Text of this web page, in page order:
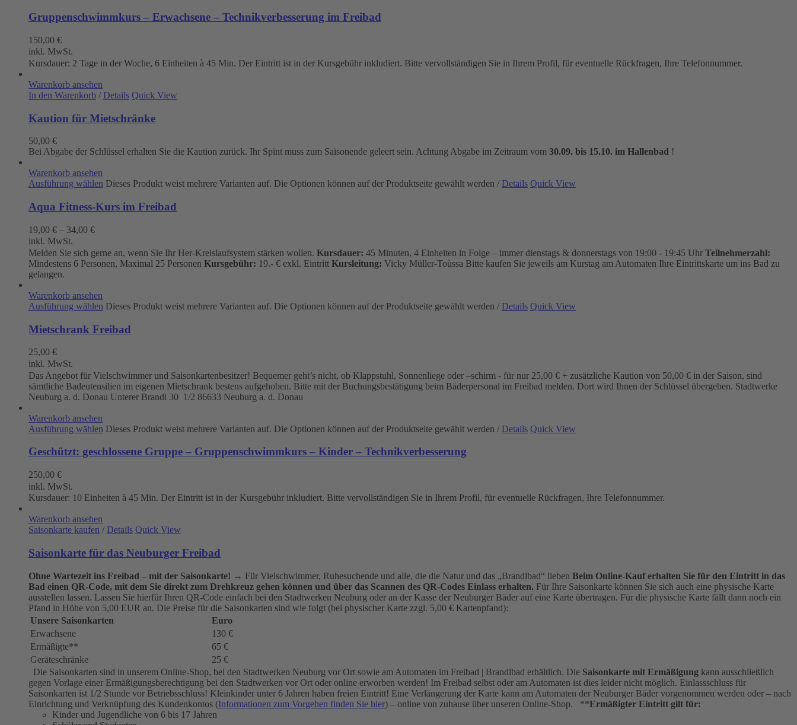
Gruppenschwimmkurs – Erwachsene – Technikverbesserung im Freibad
150,00 €
inkl. MwSt.
Kursdauer: 2 Tage in der Woche, 6 Einheiten à 45 Min. Der Eintritt ist in der Kursgebühr inkludiert. Bitte vervollständigen Sie in Ihrem Profil, für eventuelle Rückfragen, Ihre Telefonnummer.
Warenkorb ansehen
In den Warenkorb / Details Quick View
Kaution für Mietschränke
50,00 €
Bei Abgabe der Schlüssel erhalten Sie die Kaution zurück. Ihr Spint muss zum Saisonende geleert sein. Achtung Abgabe im Zeitraum vom 30.09. bis 15.10. im Hallenbad !
Warenkorb ansehen
Ausführung wählen Dieses Produkt weist mehrere Varianten auf. Die Optionen können auf der Produktseite gewählt werden / Details Quick View
Aqua Fitness-Kurs im Freibad
19,00 € – 34,00 €
inkl. MwSt.
Melden Sie sich gerne an, wenn Sie Ihr Her-Kreislaufsystem stärken wollen. Kursdauer: 45 Minuten, 4 Einheiten in Folge – immer dienstags & donnerstags von 19:00 - 19:45 Uhr Teilnehmerzahl:
Mindestens 6 Personen, Maximal 25 Personen Kursgebühr: 19.- € exkl. Eintritt Kursleitung: Vicky Müller-Toùssa Bitte kaufen Sie jeweils am Kurstag am Automaten Ihre Eintrittskarte um ins Bad zu
gelangen.
Warenkorb ansehen
Ausführung wählen Dieses Produkt weist mehrere Varianten auf. Die Optionen können auf der Produktseite gewählt werden / Details Quick View
Mietschrank Freibad
25,00 €
inkl. MwSt.
Das Angebot für Vielschwimmer und Saisonkartenbesitzer! Bequemer geht’s nicht, ob Klappstuhl, Sonnenliege oder –schirm - für nur 25,00 € + zusätzliche Kaution von 50,00 € in der Saison, sind
sämtliche Badeutensilien im eigenen Mietschrank bestens aufgehoben. Bitte mit der Buchungsbestätigung beim Bäderpersonal im Freibad melden. Dort wird Ihnen der Schlüssel übergeben. Stadtwerke
Neuburg a. d. Donau Unterer Brandl 30 1/2 86633 Neuburg a. d. Donau
Warenkorb ansehen
Ausführung wählen Dieses Produkt weist mehrere Varianten auf. Die Optionen können auf der Produktseite gewählt werden / Details Quick View
Geschützt: geschlossene Gruppe – Gruppenschwimmkurs – Kinder – Technikverbesserung
250,00 €
inkl. MwSt.
Kursdauer: 10 Einheiten à 45 Min. Der Eintritt ist in der Kursgebühr inkludiert. Bitte vervollständigen Sie in Ihrem Profil, für eventuelle Rückfragen, Ihre Telefonnummer.
Warenkorb ansehen
Saisonkarte kaufen / Details Quick View
Saisonkarte für das Neuburger Freibad
Ohne Wartezeit ins Freibad – mit der Saisonkarte! → Für Vielschwimmer, Ruhesuchende und alle, die die Natur und das „Brandlbad“ lieben Beim Online-Kauf erhalten Sie für den Eintritt in das
Bad einen QR-Code, mit dem Sie direkt zum Drehkreuz gehen können und über das Scannen des QR-Codes Einlass erhalten. Für Ihre Saisonkarte können Sie sich auch eine physische Karte
ausstellen lassen. Lassen Sie hierfür Ihren QR-Code einfach bei den Stadtwerken Neuburg oder an der Kasse der Neuburger Bäder auf eine Karte übertragen. Für die physische Karte fällt dann noch ein
Pfand in Höhe von 5,00 EUR an. Die Preise für die Saisonkarten sind wie folgt (bei physischer Karte zzgl. 5,00 € Kartenpfand):
Unsere Saisonkarten
Euro
Erwachsene
130 €
Ermäßigte**
65 €
Geräteschränke
25 €
Die Saisonkarten sind in unserem Online-Shop, bei den Stadtwerken Neuburg vor Ort sowie am Automaten im Freibad | Brandlbad erhältlich. Die Saisonkarte mit Ermäßigung kann ausschließlich
gegen Vorlage einer Ermäßigungsberechtigung bei den Stadtwerken vor Ort oder online erworben werden! Im Freibad selbst oder am Automaten ist dies leider nicht möglich. Einlassschluss für
Saisonkarten ist 1/2 Stunde vor Betriebsschluss! Kleinkinder unter 6 Jahren haben freien Eintritt! Eine Verlängerung der Karte kann am Automaten der Neuburger Bäder vorgenommen werden oder – nach
Einrichtung und Verknüpfung des Kundenkontos (Informationen zum Vorgehen finden Sie hier) – online von zuhause über unseren Online-Shop. **Ermäßigter Eintritt gilt für:
Kinder und Jugendliche von 6 bis 17 Jahren